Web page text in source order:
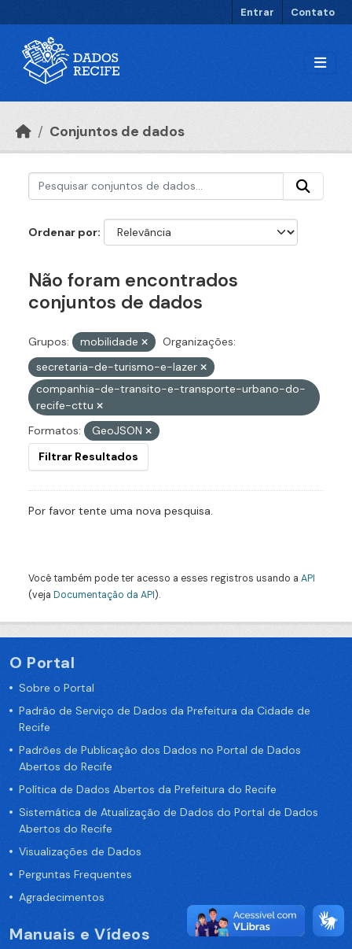
Entrar Contato
Conjuntos de dados
Ordenar por
Não foram encontrados
conjuntos de dados
Grupos: mobilidade
Organizações:
secretaria-de-turismo-e-lazer
companhia-de-transito-e-transporte-urbano-do-
recife-cttu
Formatos:
GeoJSON
Filtrar Resultados
Por favor tente uma nova pesquisa.
Você também pode ter acesso a esses registros usando a API
(veja Documentação da API).
O Portal
Sobre o Portal
Padrão de Serviço de Dados da Prefeitura da Cidade de
Recife
Padrões de Publicação dos Dados no Portal de Dados
Abertos do Recife
Política de Dados Abertos da Prefeitura do Recife
Sistemática de Atualização de Dados do Portal de Dados
Abertos do Recife
Visualizações de Dados
Perguntas Frequentes
Agradecimentos
Manuais e Vídeos